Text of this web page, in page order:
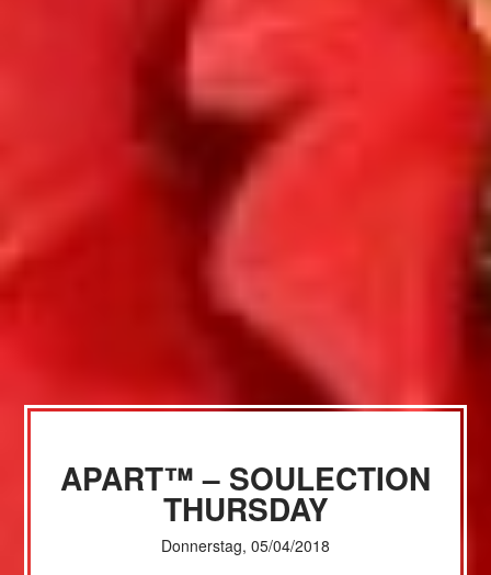
APART™ – SOULECTION
THURSDAY
Donnerstag, 05/04/2018